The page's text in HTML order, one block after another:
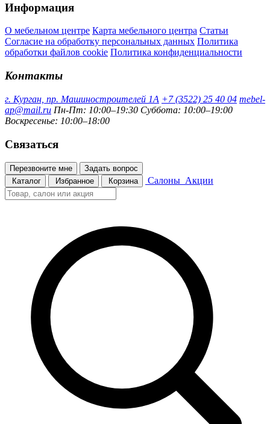
Информация
О мебельном центре Карта мебельного центра Статьи
Согласие на обработку персональных данных Политика
обработки файлов cookie Политика конфиденциальности
Контакты
г. Курган, пр. Машиностроителей 1А +7 (3522) 25 40 04 mebel-
ap@mail.ru Пн-Пт: 10:00–19:30 Суббота: 10:00–19:00
Воскресенье: 10:00–18:00
Связаться
Перезвоните мне
Задать вопрос
Каталог
Избранное Корзина Салоны Акции